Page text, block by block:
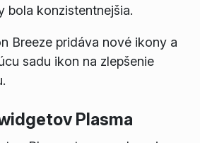
bola konzistentnejšia.
Breeze pridáva nové ikony a
sadu ikon na zlepšenie
Plasma